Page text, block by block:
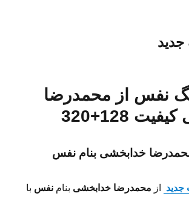
جدید
نفس از محمدرضا
128+320
خدابخشی بنام نفس
جدید از محمدرضا خدابخشی بنام نفس با